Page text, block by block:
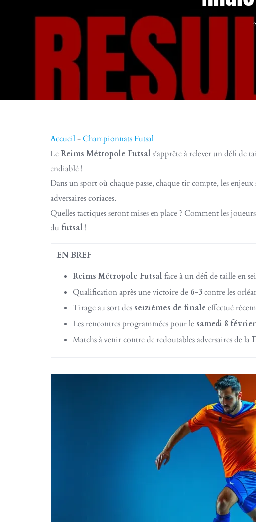
Accueil-Championnats Futsal
LeReims Métropole Futsal s’apprête à relever un défi de
endiablé !
Dans un sport où chaque passe, chaque tir compte, les
adversaires coriaces.
Quelles tactiques seront mises en place ? Comment les
du futsal !
EN BREF
Reims Métropole Futsal face à un défi de taille en
Qualification après une victoire de 6-3contre les
Tirage au sort des seizièmes de finale effectué
Les rencontres programmées pour le samedi 8 février
Matchs à venir contre de redoutables adversaires de la